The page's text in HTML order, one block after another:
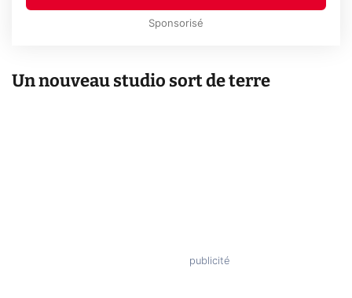
Sponsorisé
Un nouveau studio sort de terre